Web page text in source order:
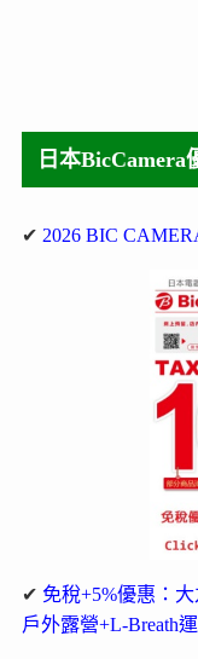
日本BicCamera
✔ 2026 BIC
✔ 免稅+5%優惠：
戶外露營+L-Breath